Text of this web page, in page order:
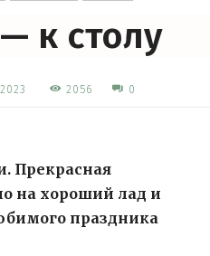
к столу
2056 0
Прекрасная
на хороший лад и
праздника